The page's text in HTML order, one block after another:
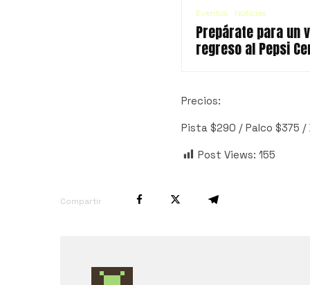
Eventos Noticias
Prepárate para un
regreso al Pepsi
Precios:
Pista $290 / Palco $375 /
Post Views: 155
Compartir